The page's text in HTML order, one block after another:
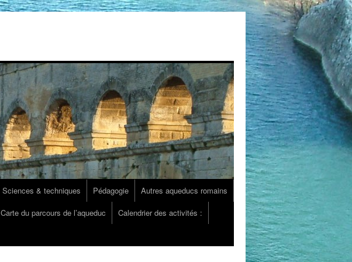
Sciences & techniques Pédagogie
Autres aqueducs romains
Carte du parcours de l’aqueduc
Calendrier des activités :